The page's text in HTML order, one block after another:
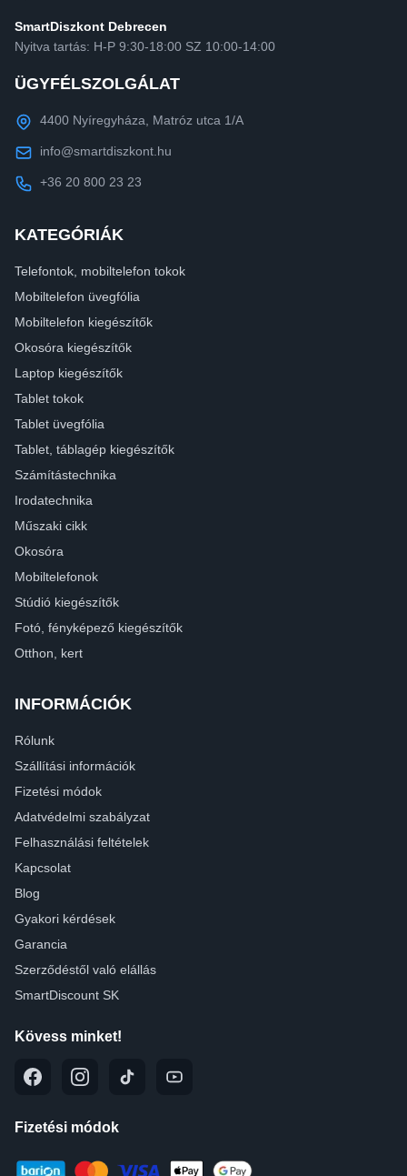
SmartDiszkont Debrecen
Nyitva tartás: H-P 9:30-18:00 SZ 10:00-14:00
ÜGYFÉLSZOLGÁLAT
4400 Nyíregyháza, Matróz utca 1/A
info@smartdiszkont.hu
+36 20 800 23 23
KATEGÓRIÁK
Telefontok, mobiltelefon tokok
Mobiltelefon üvegfólia
Mobiltelefon kiegészítők
Okosóra kiegészítők
Laptop kiegészítők
Tablet tokok
Tablet üvegfólia
Tablet, táblagép kiegészítők
Számítástechnika
Irodatechnika
Műszaki cikk
Okosóra
Mobiltelefonok
Stúdió kiegészítők
Fotó, fényképező kiegészítők
Otthon, kert
INFORMÁCIÓK
Rólunk
Szállítási információk
Fizetési módok
Adatvédelmi szabályzat
Felhasználási feltételek
Kapcsolat
Blog
Gyakori kérdések
Garancia
Szerződéstől való elállás
SmartDiscount SK
Kövess minket!
Fizetési módok